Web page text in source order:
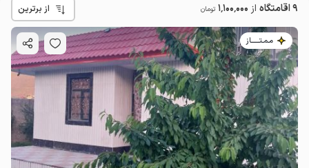
9 اقامتگاه از 1٬100٬000 تومان از برترین
مـمـتــــــاز